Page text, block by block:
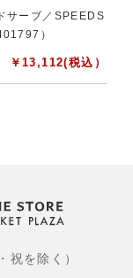
サーブ／SPEEDS
）
￥ 13,112(税込）
を除く）